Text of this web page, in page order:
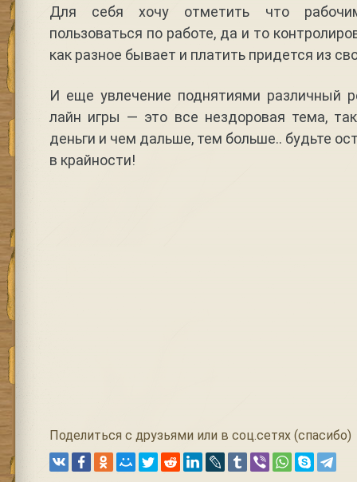
Для себя хочу отметить что
пользоваться по работе, да и то
как разное бывает и платить придется из
И еще увлечение поднятиями различный
лайн игры — это все нездоровая тема,
деньги и чем дальше, тем больше.. будьте
в крайности!
Поделиться с друзьями или в соц.сетях (спасибо)